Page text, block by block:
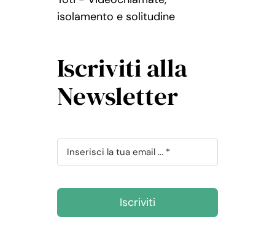
isolamento e solitudine
Iscriviti alla
Newsletter
Iscriviti